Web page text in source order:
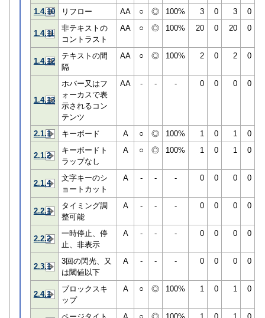
1.4.10
リフロー AA ○ ◎ 100% 3 0 3 0
1.4.11
非テキストの
コントラスト
AA ○ ◎ 100% 20 0 20 0
1.4.12
テキストの間
隔
AA ○ ◎ 100% 2 0 2 0
1.4.13
ホバー又はフ
ォーカスで表
示されるコン
テンツ
AA - - - 0 0 0 0
2.1.1 キーボード A ○ ◎ 100% 1 0 1 0
2.1.2
キーボードト
ラップなし
A ○ ◎ 100% 1 0 1 0
2.1.4
文字キーのシ
ョートカット
A - - - 0 0 0 0
2.2.1
タイミング調
整可能
A - - - 0 0 0 0
2.2.2
一時停止、停
止、非表示
A - - - 0 0 0 0
2.3.1
3回の閃光、又
は閾値以下
A - - - 0 0 0 0
2.4.1
ブロックスキ
ップ
A ○ ◎ 100% 1 0 1 0